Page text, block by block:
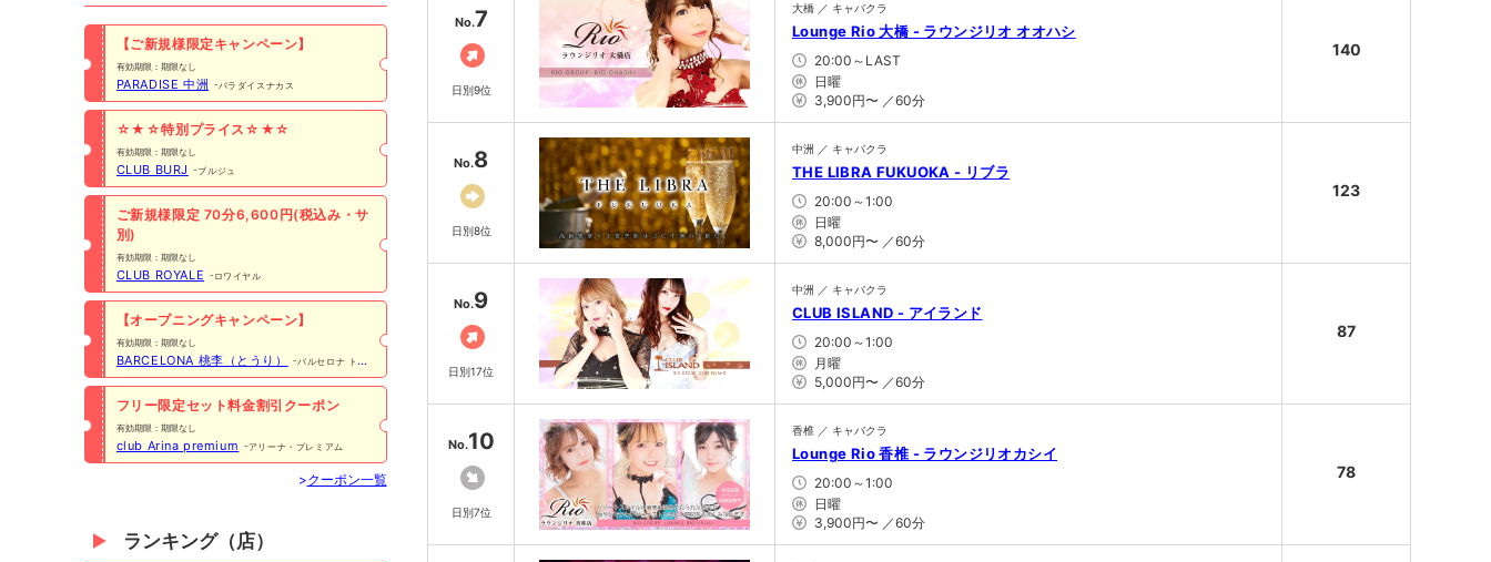
No.7
日別9位
大橋 ／ キャバクラ
Lounge Rio 大橋 - ラウンジリオ オオハシ
20:00～LAST
日曜
3,900円〜 ／60分
140
No.8
日別8位
中洲 ／ キャバクラ
THE LIBRA FUKUOKA - リブラ
20:00～1:00
日曜
8,000円〜 ／60分
123
No.9
日別17位
中洲 ／ キャバクラ
CLUB ISLAND - アイランド
20:00～1:00
月曜
5,000円〜 ／60分
87
No.10
日別7位
香椎 ／ キャバクラ
Lounge Rio 香椎 - ラウンジリオカシイ
20:00～1:00
日曜
3,900円〜 ／60分
78
【ご新規様限定キャンペーン】
有効期限：期限なし
PARADISE 中洲 パラダイスナカス
☆★☆特別プライス☆★☆
有効期限：期限なし
CLUB BURJ ブルジュ
ご新規様限定 70分6,600円(税込み・サ
別)
有効期限：期限なし
CLUB ROYALE ロワイヤル
【オープニングキャンペーン】
有効期限：期限なし
BARCELONA 桃李（とうり）
バルセロナ トウ
フリー限定セット料金割引クーポン
有効期限：期限なし
club Arina premium アリーナ・プレミアム
>クーポン一覧
ランキング（店）